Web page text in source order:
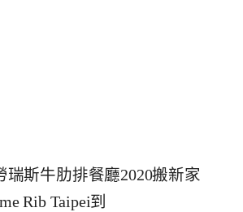
瑞斯牛肋排餐廳2020搬新家
Rib Taipei到